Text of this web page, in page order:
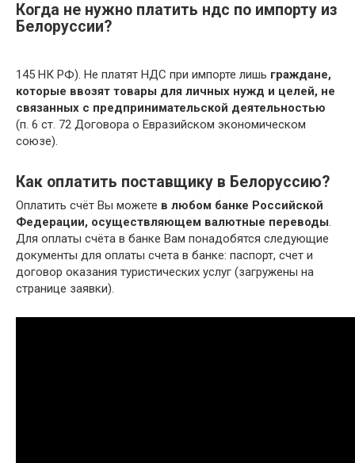
Когда не нужно платить ндс по импорту из
Белоруссии?
145 НК РФ). Не платят НДС при импорте лишь граждане,
которые ввозят товары для личных нужд и целей, не
связанных с предпринимательской деятельностью
(п. 6 ст. 72 Договора о Евразийском экономическом
союзе).
Как оплатить поставщику в Белоруссию?
Оплатить счёт Вы можете в любом банке Российской
Федерации, осуществляющем валютные переводы.
Для оплаты счёта в банке Вам понадобятся следующие
документы для оплаты счета в банке: паспорт, счет и
договор оказания туристических услуг (загружены на
странице заявки).